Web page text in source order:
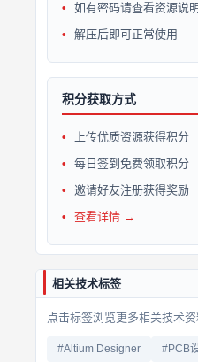
如有密码请查看资源说明
解压后即可正常使用
积分获取方式
上传优质资源获得积分
每日签到免费领取积分
邀请好友注册获得奖励
查看详情 →
相关技术标签
点击标签浏览更多相关技术资
#Altium Designer #PCB